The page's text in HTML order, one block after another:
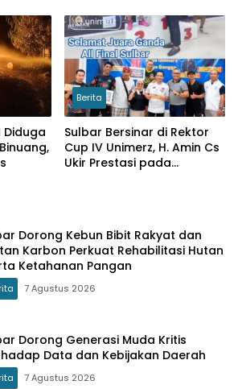
Diduga
Berita
Sulbar Bersinar di Rektor
Cup IV Unimerz, H. Amin Cs
Ukir Prestasi pada
Dorong Kebun Bibit Rakyat dan
Karbon Perkuat Rehabilitasi Hutan
Ketahanan Pangan
7 Agustus 2026
Dorong Generasi Muda Kritis
Data dan Kebijakan Daerah
7 Agustus 2026